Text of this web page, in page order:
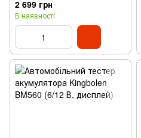
2 699 грн
В наявності